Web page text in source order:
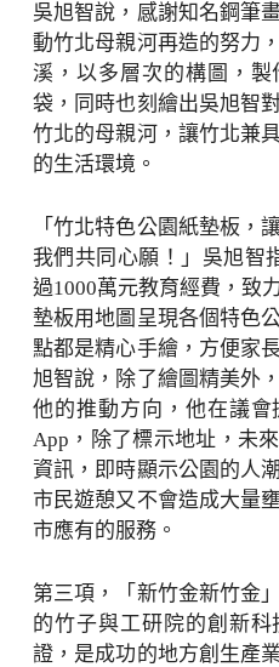
吳旭智說，感謝知名鋼筆
動竹北母親河再造的努力
溪，以多層次的構圖，
袋，同時也刻繪出吳旭智
竹北的母親河，讓竹北兼
的生活環境。
「竹北特色公園紙墊板，
我們共同心願！」吳旭智
過1000萬元教育經費，致
墊板用地圖呈現各個特色
點都是精心手繪，方便家
旭智說，除了繪圖精美外
他的推動方向，他在議
App，除了標示地址，未
資訊，即時顯示公園的人
市民遊憩又不會造成大量
市應有的服務。
第三項，「新竹金新竹金
的竹子與工研院的創新
證，是成功的地方創生產